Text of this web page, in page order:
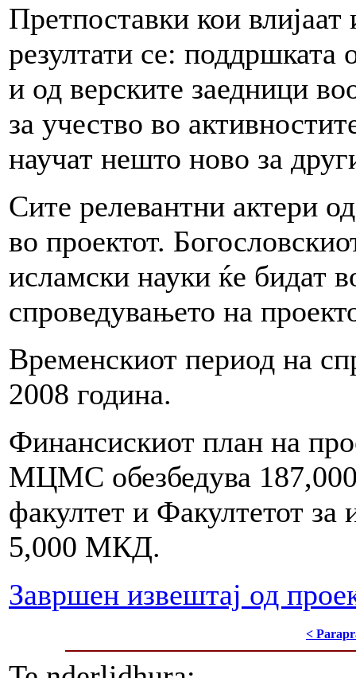
Претпоставки кои
резултати се: поддршката
и од верските заедници
за учество во
научат нешто ново за
Сите релевантни актери
во проектот.
исламски науки ќе бидат
спроведувањето на
Временскиот период на
2008 година.
Финансискиот план на
МЦМС обезбедува
факултет и Факултетот за
5,000 МКД.
Завршен извештај од
<